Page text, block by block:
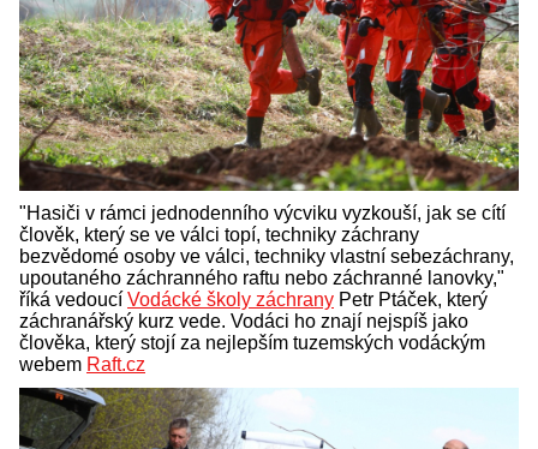
"Hasiči v rámci jednodenního výcviku vyzkouší, jak se cítí
člověk, který se ve válci topí, techniky záchrany
bezvědomé osoby ve válci, techniky vlastní sebezáchrany,
upoutaného záchranného raftu nebo záchranné lanovky,"
říká vedoucí Vodácké školy záchrany Petr Ptáček, který
záchranářský kurz vede. Vodáci ho znají nejspíš jako
člověka, který stojí za nejlepším tuzemských vodáckým
webem Raft.cz